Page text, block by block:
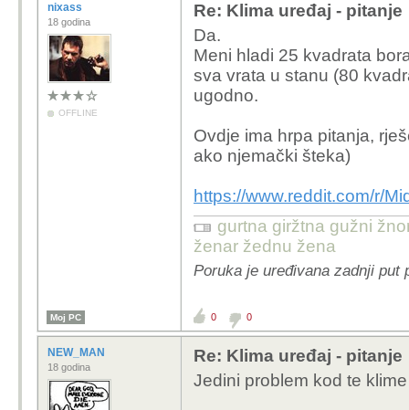
nixass
18 godina
OFFLINE
Re: Klima uređaj - pitanje
Da.
Meni hladi 25 kvadrata
sva vrata u stanu (80
ugodno.
Ovdje ima hrpa pitanja,
ako njemački šteka)
https://www.reddit.com/r/
gurtna giržtna gužni
ženar žednu žena
Poruka je uređivana zadnji put
Moj PC 0 0
NEW_MAN
18 godina
Re: Klima uređaj - pitanje
Jedini problem kod te